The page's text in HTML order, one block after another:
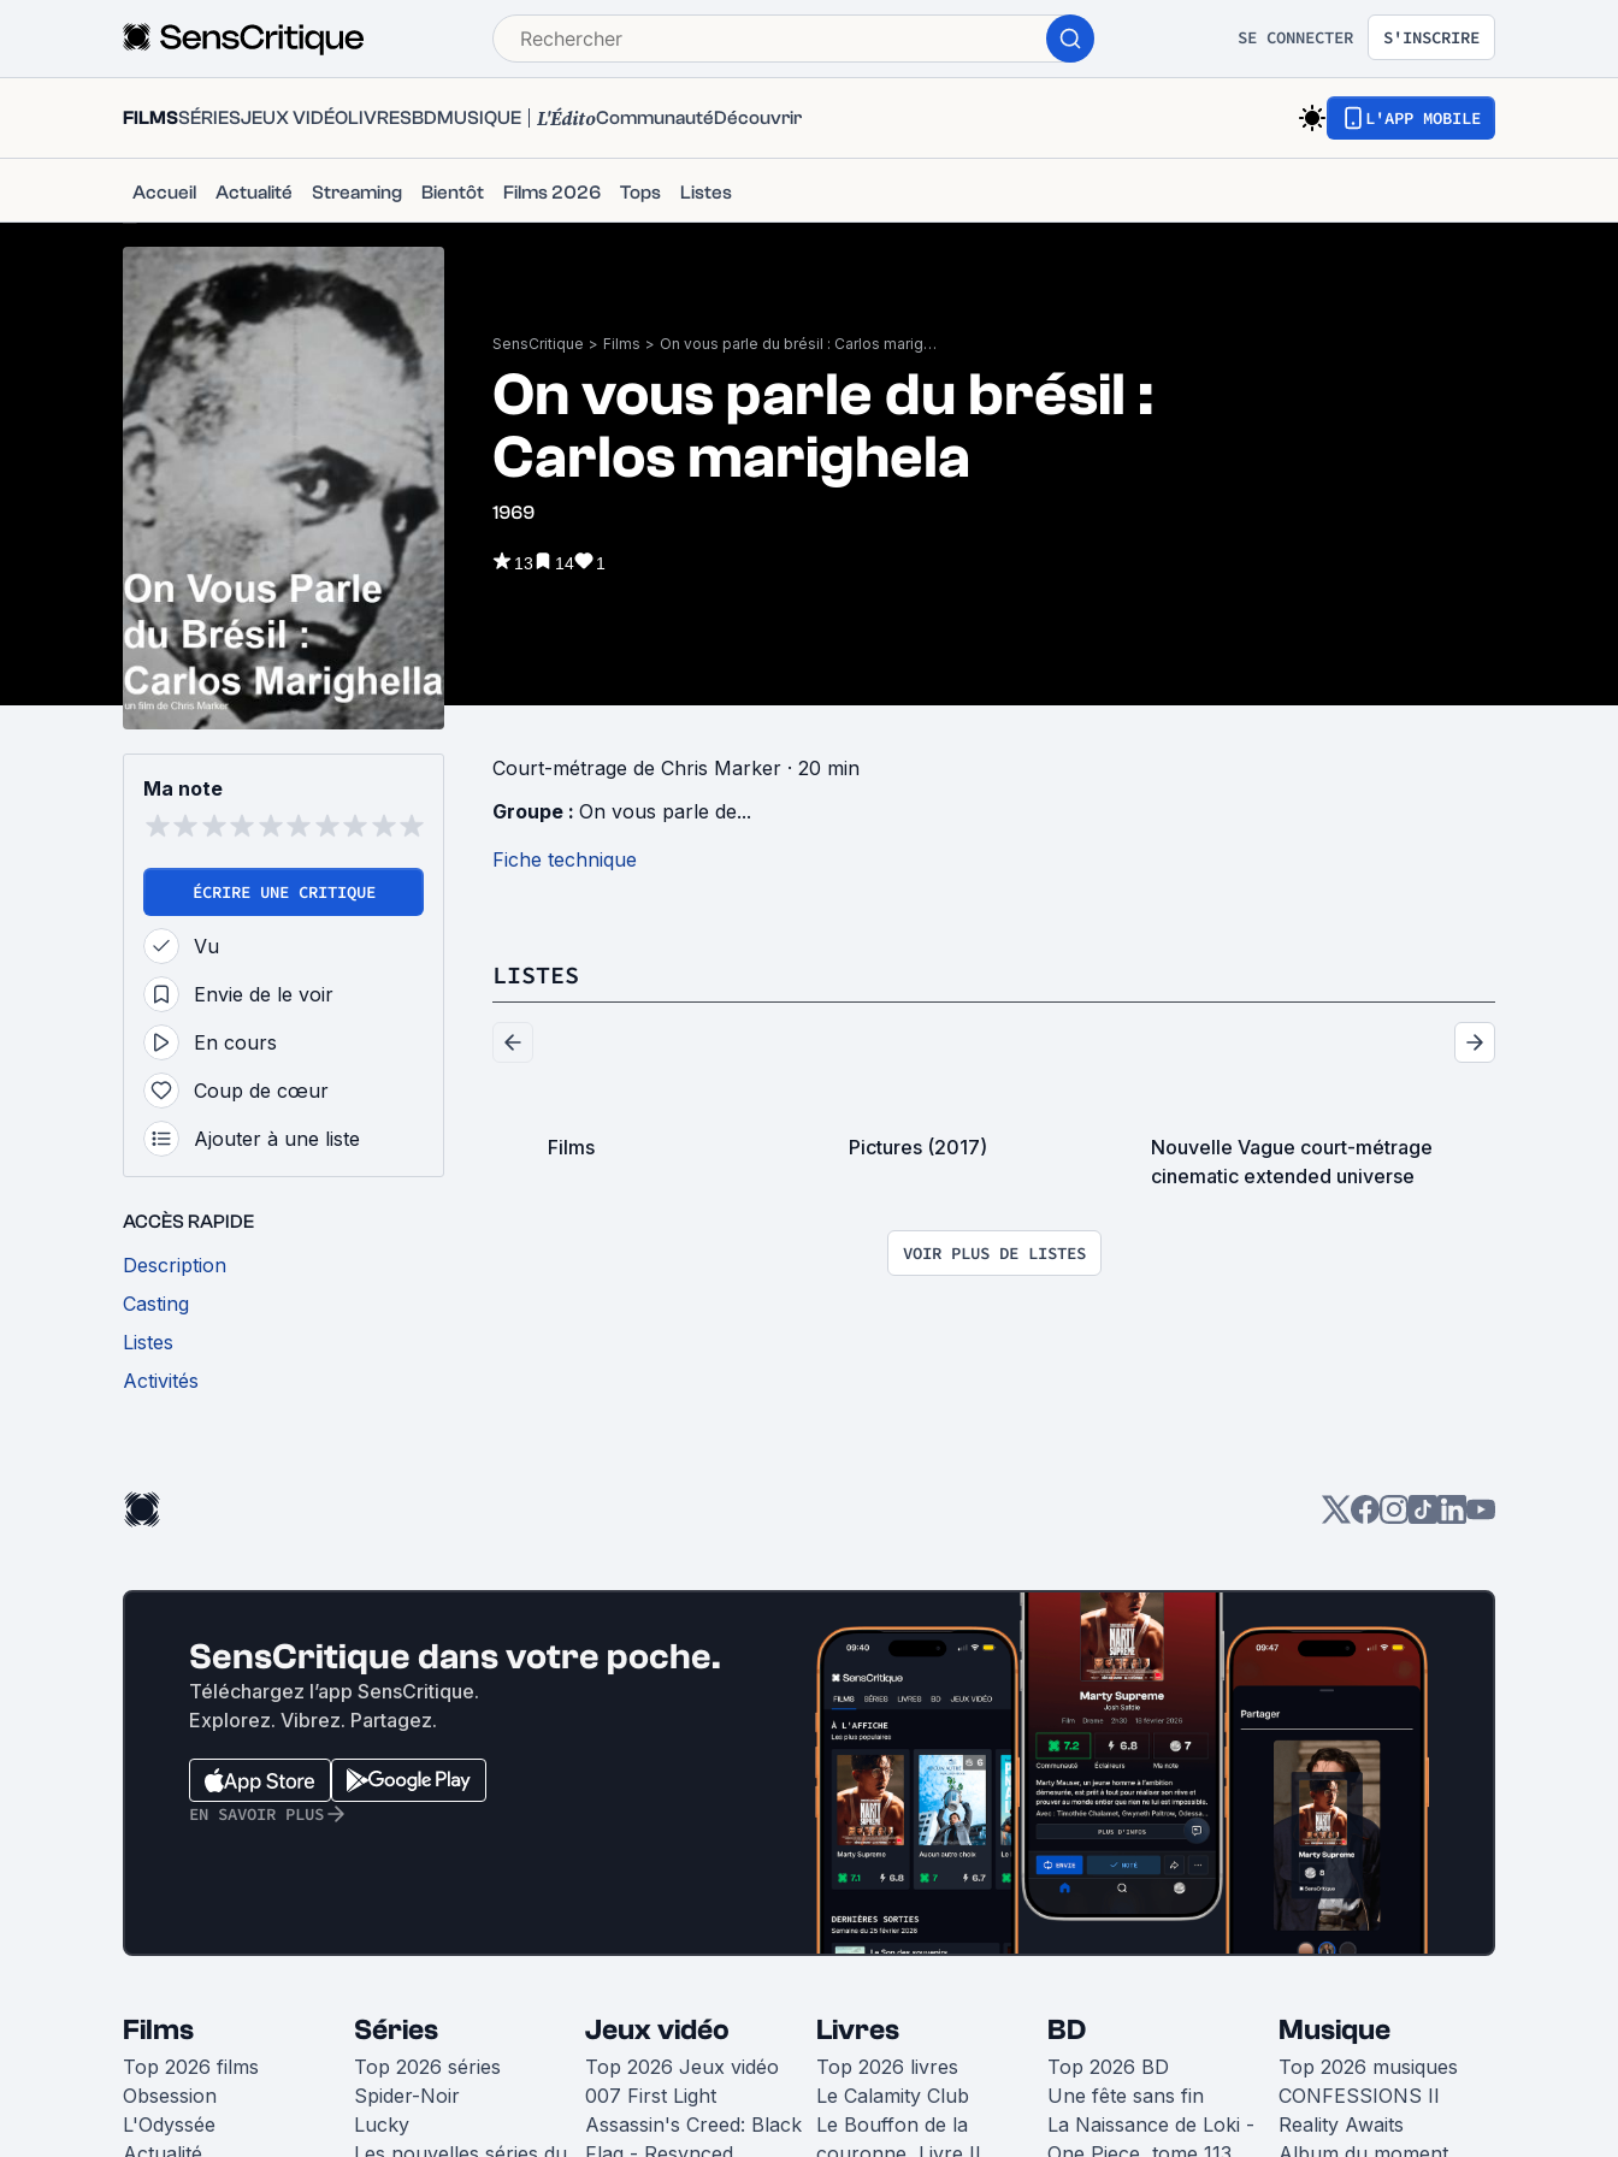
SE CONNECTER S'INSCRIRE
FILMSSÉRIESJEUX VIDÉOLIVRESBDMUSIQUE L'ÉditoCommunautéDécouvrir L'APP MOBILE
Accueil Actualité Streaming Bientôt Films 2026 Tops Listes
SensCritique > Films > On vous parle du brésil : Carlos marighela
On vous parle du brésil :
Carlos marighela
1969
13 14 1
Ma note
ÉCRIRE UNE CRITIQUE
Vu
Envie de le voir
En cours
Coup de cœur
Ajouter à une liste
ACCÈS RAPIDE
Description
Casting
Listes
Activités
Court-métrage de Chris Marker · 20 min
Groupe : On vous parle de...
Fiche technique
LISTES
Films Pictures (2017)
Nouvelle Vague court-métrage
cinematic extended universe
VOIR PLUS DE LISTES
SensCritique dans votre poche.
Téléchargez l’app SensCritique.
Explorez. Vibrez. Partagez.
EN SAVOIR PLUS
Films
Top 2026 films
Obsession
L'Odyssée
Séries
Top 2026 séries
Spider-Noir
Lucky
Jeux vidéo
Top 2026 Jeux vidéo
007 First Light
Assassin's Creed: Black
Livres
Top 2026 livres
Le Calamity Club
Le Bouffon de la
BD
Top 2026 BD
Une fête sans fin
La Naissance de Loki -
Musique
Top 2026 musiques
CONFESSIONS II
Reality Awaits